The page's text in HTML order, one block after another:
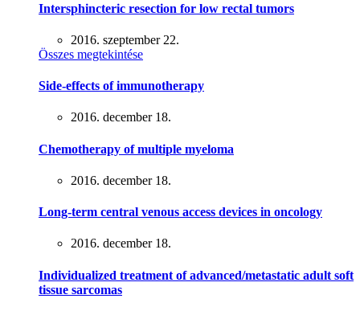
Intersphincteric resection for low rectal tumors
2016. szeptember 22.
Összes megtekintése
Side-effects of immunotherapy
2016. december 18.
Chemotherapy of multiple myeloma
2016. december 18.
Long-term central venous access devices in oncology
2016. december 18.
Individualized treatment of advanced/metastatic adult soft
tissue sarcomas